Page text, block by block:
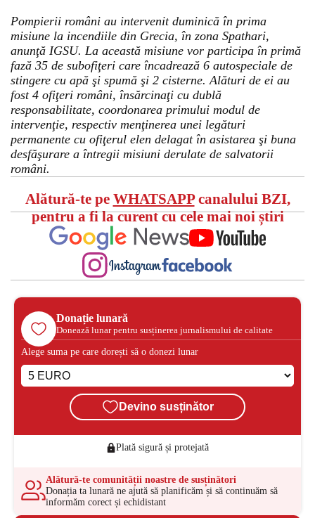
Pompierii români au intervenit duminică în prima
misiune la incendiile din Grecia, în zona Spathari,
anunţă IGSU. La această misiune vor participa în primă
fază 35 de subofiţeri care încadrează 6 autospeciale de
stingere cu apă şi spumă şi 2 cisterne. Alături de ei au
fost 4 ofiţeri români, însărcinaţi cu dublă
responsabilitate, coordonarea primului modul de
intervenţie, respectiv menţinerea unei legături
permanente cu ofiţerul elen delagat în asistarea şi buna
desfăşurare a întregii misiuni derulate de salvatorii
români.
Alătură-te pe WHATSAPPcanalului BZI,
pentru a fi la curent cu cele mai noi știri
Donație lunară
Donează lunar pentru susținerea jurnalismului de calitate
Alege suma pe care dorești să o donezi lunar
Devino susținător
Plată sigură și protejată
Alătură-te comunității noastre de susținători
Donația ta lunară ne ajută să planificăm și să continuăm să
informăm corect și echidistant